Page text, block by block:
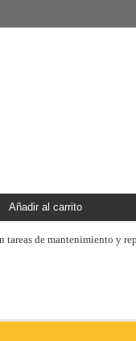
Añadir al carrito
de mantenimiento y